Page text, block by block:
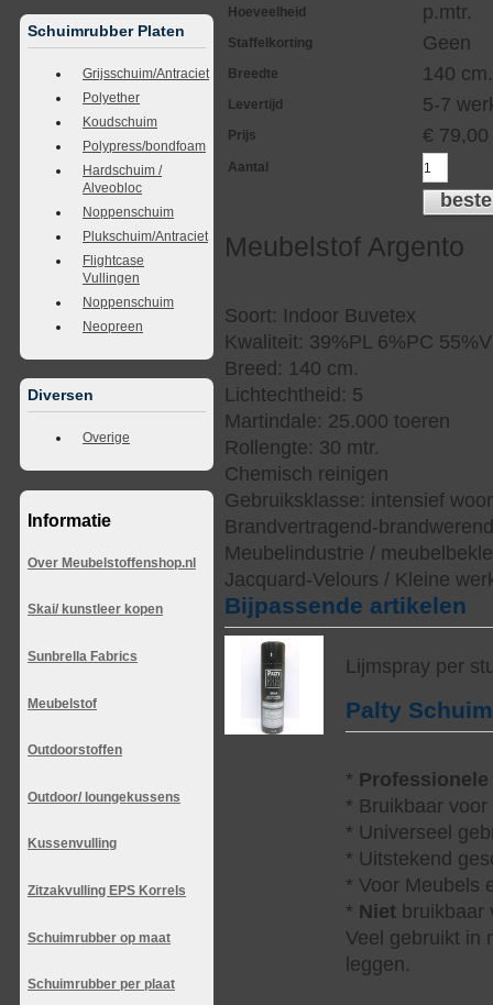
Schuimrubber Platen
Grijsschuim/Antraciet
Polyether
Koudschuim
Polypress/bondfoam
Hardschuim /
Alveobloc
Noppenschuim
Plukschuim/Antraciet
Flightcase
Vullingen
Noppenschuim
Neopreen
Diversen
Overige
Informatie
Over Meubelstoffenshop.nl
Skai/ kunstleer kopen
Sunbrella Fabrics
Meubelstof
Outdoorstoffen
Outdoor/ loungekussens
Kussenvulling
Zitzakvulling EPS Korrels
Schuimrubber op maat
Schuimrubber per plaat
Hoeveelheid p.mtr.
Staffelkorting Geen
Breedte 140 cm.
Levertijd 5-7
Prijs € 79,00
Aantal
Meubelstof Argento
Soort: Indoor Buvetex
Kwaliteit: 39%PL 6%PC
Breed: 140 cm.
Lichtechtheid: 5
Martindale: 25.000 toeren
Rollengte: 30 mtr.
Chemisch reinigen
Gebruiksklasse: intensief
Brandvertragend-
Meubelindustrie /
Jacquard-Velours / Kleine
Bijpassende artikelen
Lijmspray per
Palty
* Professionele
* Bruikbaar
* Universeel
* Uitstekend
* Voor Meubels
* Niet bruikbaar
Veel gebruikt in
leggen.